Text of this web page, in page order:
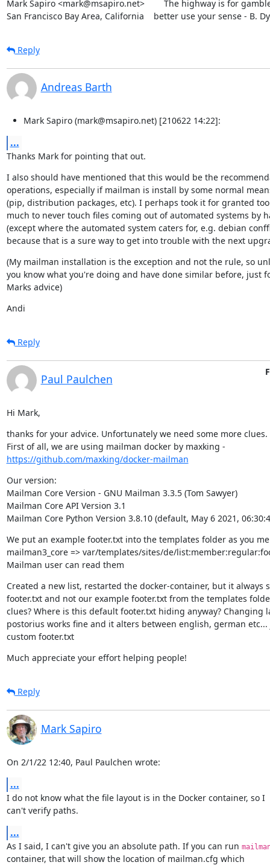
Mark Sapiro <mark@msapiro.net>        The highway is for
San Francisco Bay Area, California    better use your sense - B.
Reply
Andreas Barth
Mark Sapiro (mark@msapiro.net) [210622 14:22]:
...
Thanks Mark for pointing that out.
I also should have mentioned that this would be the
operations, especially if mailman is install by some normal
(pip, distribution packages, etc). I perhaps took it for granted too
much to never touch files coming out of automated systems by
(except where the automated system caters for, e.g. debian
because that is a sure way to get into trouble with the next
(My mailman installation is the exception and not the rule, so
you know what you're doing and have done similar before, just
Marks advice)
Andi
Reply
Paul Paulchen
Hi Mark,
thanks for your advice. Unfortunately we need some more clues.
https://github.com/maxking/docker-mailman
Our version:
Mailman Core Version - GNU Mailman 3.3.5 (Tom Sawyer)
Mailman Core API Version 3.1
Mailman Core Python Version 3.8.10 (default, May 6 2021,
We put an example footer.txt into the templates folder as you
mailman3_core => var/templates/sites/de/
Mailman user can read them
Created a new list, restarted the docker-container, but it always
footer.txt and not our example footer.txt from the templates
clues? Where is this default footer.txt hiding anyway? Changing
postorius works fine and it alters between english, german
custom footer.txt
Much appreciate your effort helping people!
Reply
Mark Sapiro
On 2/1/22 12:40, Paul Paulchen wrote:
...
I do not know what the file layout is in the Docker container, so I
can't verify paths.
...
As I said, I can't give you an absolute path. If you can run
container, that will show the location of mailman.cfg which